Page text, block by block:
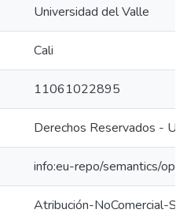
Universidad del Valle
Cali
11061022895
Derechos Reservados -
info:eu-repo/semantics/
Atribución-NoComercial-